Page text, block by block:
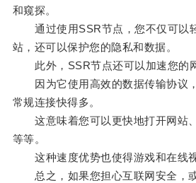
和窥探。
通过使用SSR节点，您不仅可以
站，还可以保护您的隐私和数据。
此外，SSR节点还可以加速您的网
因为它使用高效的数据传输协议
常规连接快得多。
这意味着您可以更快地打开网站
等等。
这种速度优势也使得游戏和在线视
总之，如果您担心互联网安全，